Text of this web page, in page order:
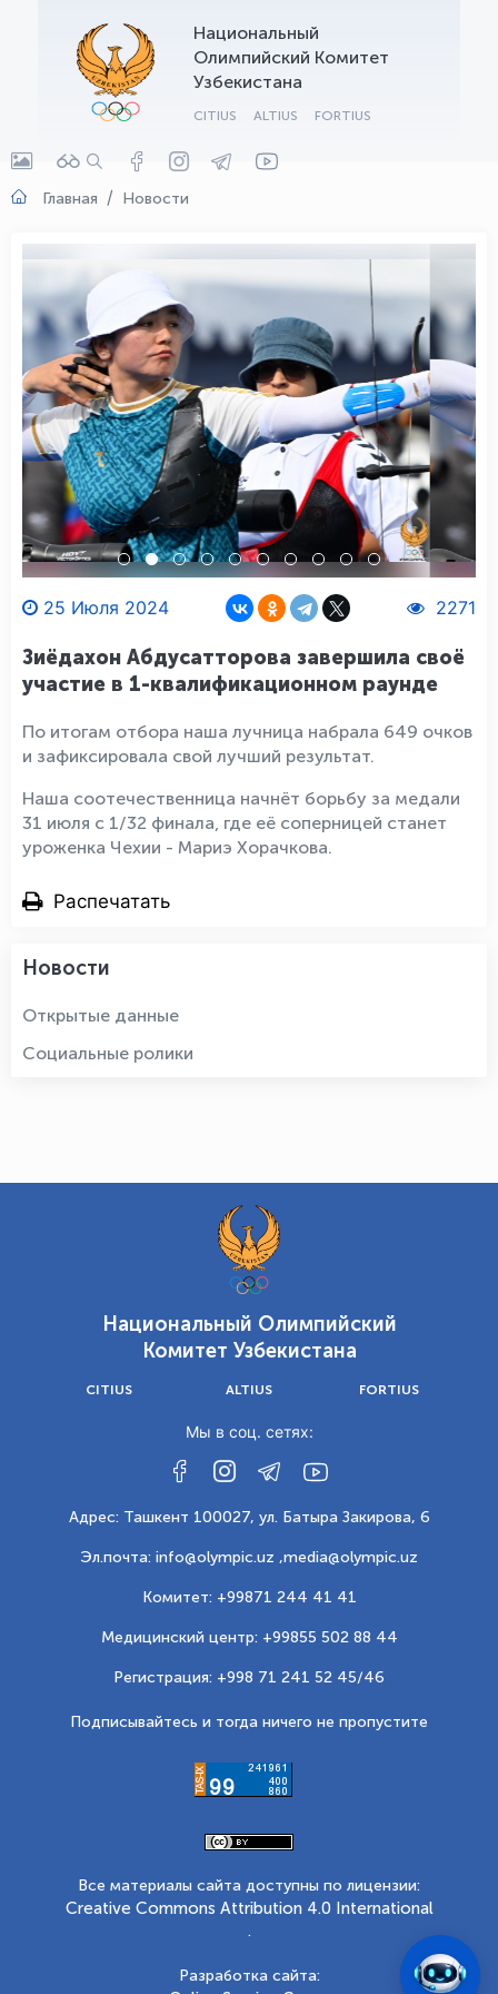
Национальный
Олимпийский Комитет
Узбекистана
CITIUS ALTIUS FORTIUS
Главная Новости
25 Июля 2024 2271
Зиёдахон Абдусатторова завершила своё
участие в 1-квалификационном раунде
По итогам отбора наша лучница набрала 649 очков
и зафиксировала свой лучший результат.
Наша соотечественница начнёт борьбу за медали
31 июля с 1/32 финала, где её соперницей станет
уроженка Чехии - Мариэ Хорачкова.
Распечатать
Новости
Открытые данные
Социальные ролики
Национальный Олимпийский
Комитет Узбекистана
CITIUS ALTIUS FORTIUS
Мы в соц. сетях:
Адрес: Ташкент 100027, ул. Батыра Закирова, 6
Эл.почта: info@olympic.uz ,media@olympic.uz
Комитет: +99871 244 41 41
Медицинский центр: +99855 502 88 44
Регистрация: +998 71 241 52 45/46
Подписывайтесь и тогда ничего не пропустите
Все материалы сайта доступны по лицензии:
Creative Commons Attribution 4.0 International
.
Разработка сайта:
OLYMPCHIK AI - yordamchi
Онлайн · olympic.uz